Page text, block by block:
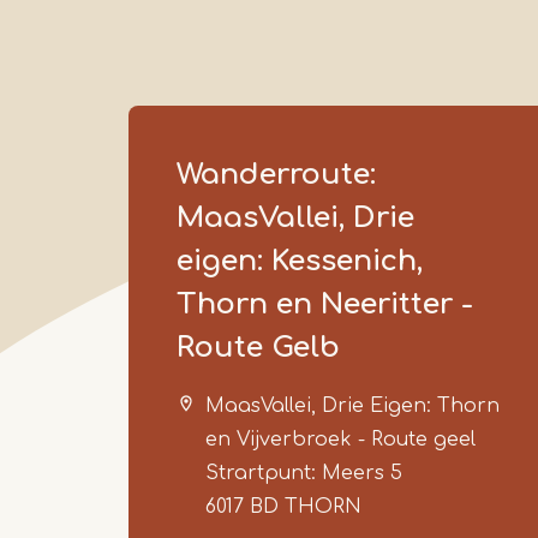
Wanderroute:
MaasVallei, Drie
eigen: Kessenich,
Thorn en Neeritter -
Route Gelb
MaasVallei, Drie Eigen: Thorn
en Vijverbroek - Route geel
Strartpunt: Meers 5
6017 BD THORN